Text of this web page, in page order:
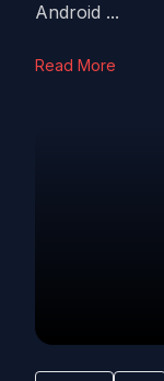
Android ...
Read More